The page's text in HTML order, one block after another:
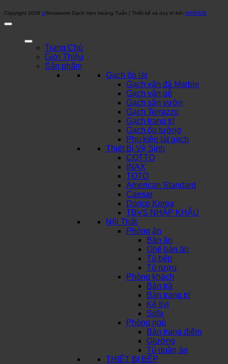
Copyright 2026 ©Showroom Gạch men Hoàng Tuấn | Thiết kế và duy trì bởi MARHUB
Trang Chủ
Giới Thiệu
Sản phẩm
Gạch ốp lát
Gạch vân đá Marble
Gạch vân gỗ
Gạch sân vườn
Gạch Terrazzo
Gạch trang trí
Gạch ốp tường
Phụ kiện lát gạch
Thiết Bị Vệ Sinh
COTTO
INAX
TOTO
American Standard
Caesar
Dorico Korea
TBVS NHẬP KHẨU
Nội Thất
Phòng ăn
Bàn ăn
Ghế bàn ăn
Tủ bếp
Tủ rượu
Phòng khách
Bàn trà
Bàn trang trí
Kệ tivi
Sofa
Phòng ngủ
Bàn trang điểm
Giường
Tủ quần áo
THIẾT BỊ BẾP